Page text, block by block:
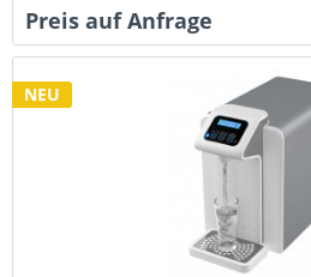
Preis auf Anfrage
NEU